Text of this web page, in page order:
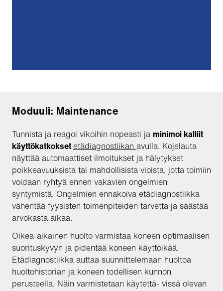
Moduuli: Maintenance
Tunnista ja reagoi vikoihin nopeasti ja minimoi kalliit
käyttökatkoksetetädiagnostiikan avulla. Kojelauta
näyttää automaattiset ilmoitukset ja hälytykset
poikkeavuuksista tai mahdollisista vioista, jotta toimiin
voidaan ryhtyä ennen vakavien ongelmien
syntymistä. Ongelmien ennakoiva etädiagnostiikka
vähentää fyysisten toimenpiteiden tarvetta ja säästää
arvokasta aikaa.
Oikea-aikainen huolto varmistaa koneen optimaalisen
suorituskyvyn ja pidentää koneen käyttöikää.
Etädiagnostiikka auttaa suunnittelemaan huoltoa
huoltohistorian ja koneen todellisen kunnon
perusteella. Näin varmistetaan käytettä- vissä olevan